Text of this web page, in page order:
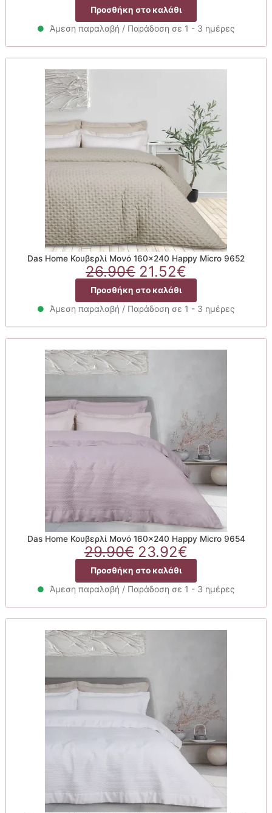
price
was:
29.90€.
τιμή
είναι:
26.91€.
Προσθήκη στο καλάθι
Άμεση παραλαβή / Παράδοση σε 1 - 3 ημέρες
Das Home Κουβερλί Μονό 160×240 Happy Micro 9652
26.90€ Original
price
was:
26.90€.
21.52€
τρέχουσα
τιμή
είναι:
21.52€.
Προσθήκη στο καλάθι
Άμεση παραλαβή / Παράδοση σε 1 - 3 ημέρες
Das Home Κουβερλί Μονό 160×240 Happy Micro 9654
29.90€ Original
price
was:
29.90€.
23.92€
τρέχουσα
τιμή
είναι:
23.92€.
Προσθήκη στο καλάθι
Άμεση παραλαβή / Παράδοση σε 1 - 3 ημέρες